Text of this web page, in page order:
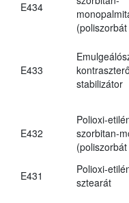
E434
E433
stabilizátor
E432
Polioxi-
szorbitan-
E431
Polioxi-
sztearát